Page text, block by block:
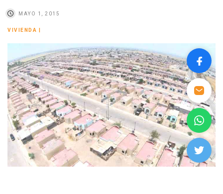
MAYO 1, 2015
VIVIENDA